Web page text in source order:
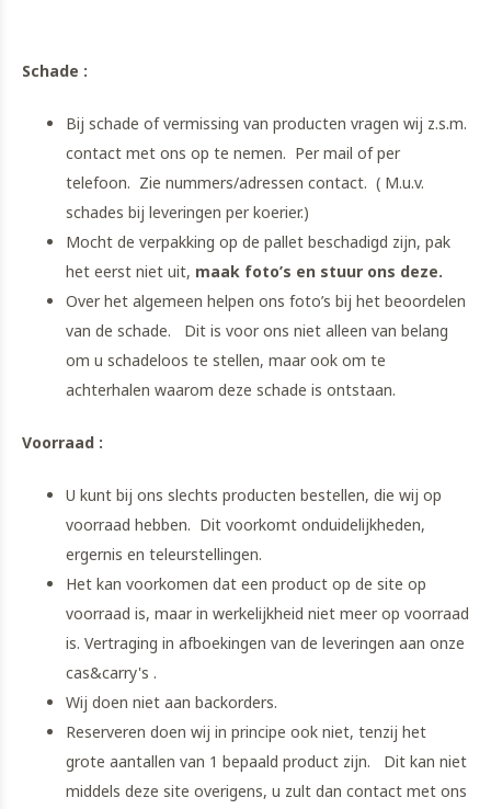
Schade :
Bij schade of vermissing van producten vragen wij z.s.m.
contact met ons op te nemen. Per mail of per
telefoon. Zie nummers/adressen contact. ( M.u.v.
schades bij leveringen per koerier.)
Mocht de verpakking op de pallet beschadigd zijn, pak
het eerst niet uit, maak foto’s en stuur ons deze.
Over het algemeen helpen ons foto’s bij het beoordelen
van de schade. Dit is voor ons niet alleen van belang
om u schadeloos te stellen, maar ook om te
achterhalen waarom deze schade is ontstaan.
Voorraad :
U kunt bij ons slechts producten bestellen, die wij op
voorraad hebben. Dit voorkomt onduidelijkheden,
ergernis en teleurstellingen.
Het kan voorkomen dat een product op de site op
voorraad is, maar in werkelijkheid niet meer op voorraad
is. Vertraging in afboekingen van de leveringen aan onze
cas&carry's .
Wij doen niet aan backorders.
Reserveren doen wij in principe ook niet, tenzij het
grote aantallen van 1 bepaald product zijn. Dit kan niet
middels deze site overigens, u zult dan contact met ons